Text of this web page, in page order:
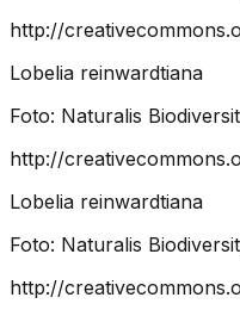
http://
Lobelia reinwardtiana
Foto: Naturalis
http://
Lobelia reinwardtiana
Foto: Naturalis
http://